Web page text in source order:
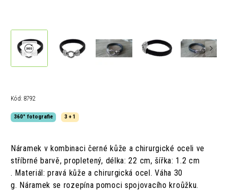
Kód: 8792
360° fotografie 3 + 1
Náramek v kombinaci černé kůže a chirurgické oceli ve
stříbrné barvě, propletený, délka: 22 cm, šířka: 1.2 cm
. Materiál: pravá kůže a chirurgická ocel. Váha 30
g. Náramek se rozepína pomoci spojovacího kroůžku.